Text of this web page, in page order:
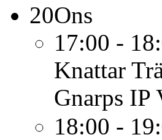
20Ons
17:00 -
Knattar
Gnarps IP
18:00 -